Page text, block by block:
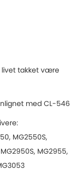
livet takket være
med CL-546
MG2550S,
MG2955,